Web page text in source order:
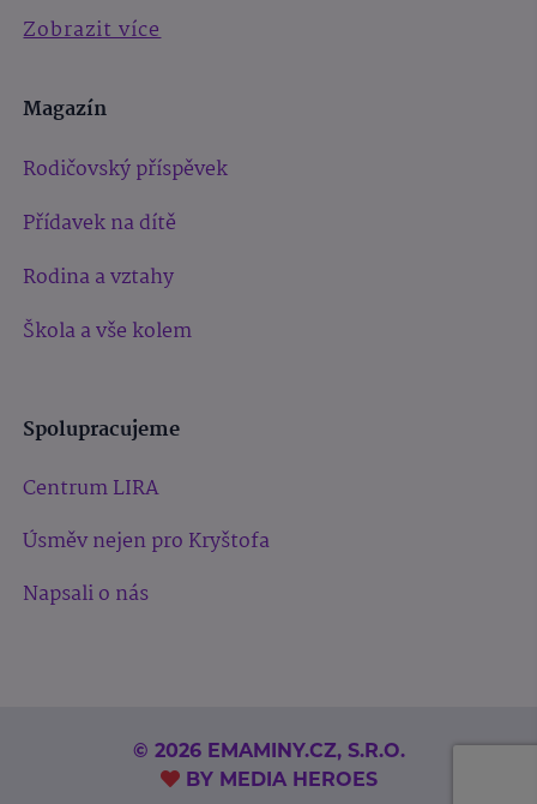
Zobrazit více
Magazín
Rodičovský příspěvek
Přídavek na dítě
Rodina a vztahy
Škola a vše kolem
Spolupracujeme
Centrum LIRA
Úsměv nejen pro Kryštofa
Napsali o nás
© 2026 EMAMINY.CZ, S.R.O.
BY MEDIA HEROES